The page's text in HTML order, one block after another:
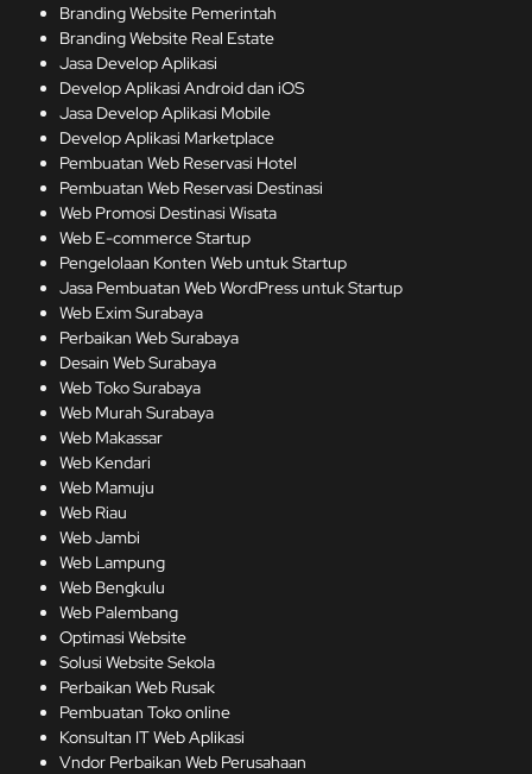
Branding Website Pemerintah
Branding Website Real Estate
Jasa Develop Aplikasi
Develop Aplikasi Android dan iOS
Jasa Develop Aplikasi Mobile
Develop Aplikasi Marketplace
Pembuatan Web Reservasi Hotel
Pembuatan Web Reservasi Destinasi
Web Promosi Destinasi Wisata
Web E-commerce Startup
Pengelolaan Konten Web untuk Startup
Jasa Pembuatan Web WordPress untuk Startup
Web Exim Surabaya
Perbaikan Web Surabaya
Desain Web Surabaya
Web Toko Surabaya
Web Murah Surabaya
Web Makassar
Web Kendari
Web Mamuju
Web Riau
Web Jambi
Web Lampung
Web Bengkulu
Web Palembang
Optimasi Website
Solusi Website Sekola
Perbaikan Web Rusak
Pembuatan Toko online
Konsultan IT Web Aplikasi
Vndor Perbaikan Web Perusahaan